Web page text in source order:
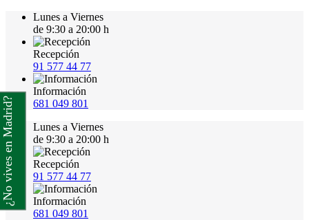
Lunes a Viernes
de 9:30 a 20:00 h
Recepción
91 577 44 77
Información
681 049 801
Lunes a Viernes
de 9:30 a 20:00 h
Recepción
91 577 44 77
Información
681 049 801
¿No vives en Madrid?